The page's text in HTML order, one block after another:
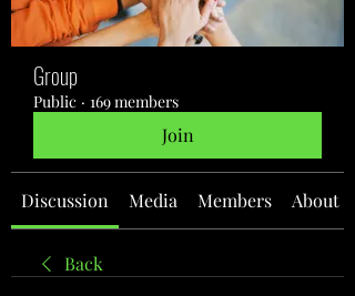
Group
Public · 169 members
Join
Discussion Media Members About
Back